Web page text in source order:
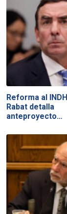
Reforma al
Rabat detalla
anteproyecto…